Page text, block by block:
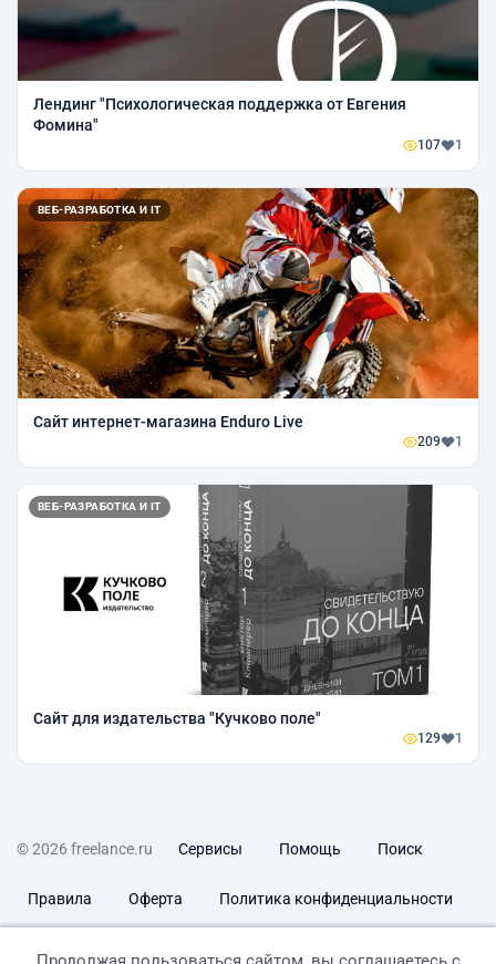
Лендинг "Психологическая поддержка от Евгения
Фомина"
107 1
ВЕБ-РАЗРАБОТКА И IT
Сайт интернет-магазина Enduro Live
209 1
ВЕБ-РАЗРАБОТКА И IT
Сайт для издательства "Кучково поле"
129 1
© 2026 freelance.ru Сервисы Помощь Поиск
Правила Оферта Политика конфиденциальности